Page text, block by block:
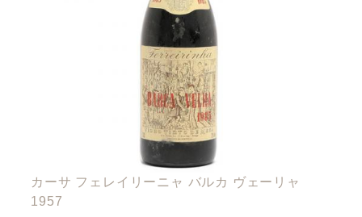
カーサ フェレイリーニャ バルカ ヴェーリャ
1957